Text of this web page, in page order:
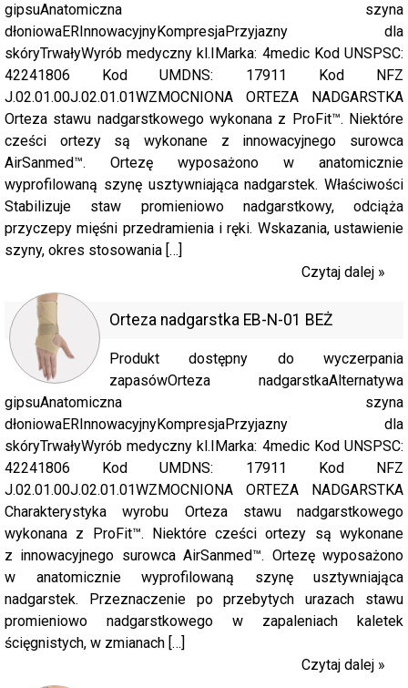
gipsuAnatomiczna szyna
dłoniowaERInnowacyjnyKompresjaPrzyjazny dla
skóryTrwałyWyrób medyczny kl.IMarka: 4medic Kod UNSPSC:
42241806 Kod UMDNS: 17911 Kod NFZ
J.02.01.00J.02.01.01WZMOCNIONA ORTEZA NADGARSTKA
Orteza stawu nadgarstkowego wykonana z ProFit™. Niektóre
cześci ortezy są wykonane z innowacyjnego surowca
AirSanmed™. Ortezę wyposażono w anatomicznie
wyprofilowaną szynę usztywniająca nadgarstek. Właściwości
Stabilizuje staw promieniowo nadgarstkowy, odciąża
przyczepy mięśni przedramienia i ręki. Wskazania, ustawienie
szyny, okres stosowania […]
Czytaj dalej »
Orteza nadgarstka EB-N-01 BEŻ
Produkt dostępny do wyczerpania
zapasówOrteza nadgarstkaAlternatywa
gipsuAnatomiczna szyna
dłoniowaERInnowacyjnyKompresjaPrzyjazny dla
skóryTrwałyWyrób medyczny kl.IMarka: 4medic Kod UNSPSC:
42241806 Kod UMDNS: 17911 Kod NFZ
J.02.01.00J.02.01.01WZMOCNIONA ORTEZA NADGARSTKA
Charakterystyka wyrobu Orteza stawu nadgarstkowego
wykonana z ProFit™. Niektóre cześci ortezy są wykonane
z innowacyjnego surowca AirSanmed™. Ortezę wyposażono
w anatomicznie wyprofilowaną szynę usztywniająca
nadgarstek. Przeznaczenie po przebytych urazach stawu
promieniowo nadgarstkowego w zapaleniach kaletek
ścięgnistych, w zmianach […]
Czytaj dalej »